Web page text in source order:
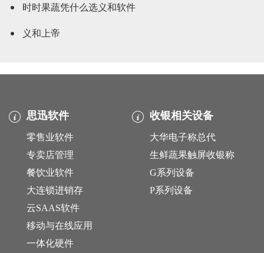
时时果蔬凭什么选义和软件
义和上帝
思迅软件
零售业软件
专卖店管理
餐饮业软件
大连锁进销存
云SAAS软件
移动与在线应用
一体化硬件
收银相关设备
大华电子称总代
生鲜蔬果触屏收银称
G系列设备
P系列设备